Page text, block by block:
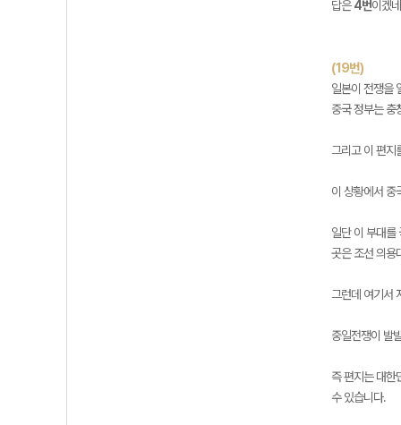
답은4번이겠
(19번)
일본이 전쟁을
중국 정부는 충
그리고 이 편지
이 상황에서 중
일단 이 부대를
곳은 조선 의용
그런데 여기서
중일전쟁이 발
즉 편지는 대한
수 있습니다.